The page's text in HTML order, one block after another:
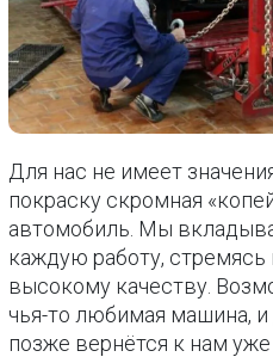
Для нас не имеет
покраску скромная
автомобиль. Мы
каждую работу,
высокому качеству.
чья-то любимая машина,
позже вернётся к нам